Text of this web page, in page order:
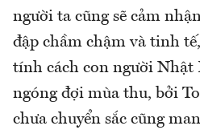
người ta cũng sẽ cảm
đập chầm chậm và tinh
tính cách con người Nhật
ngóng đợi mùa thu, bởi
chưa chuyển sắc cũng